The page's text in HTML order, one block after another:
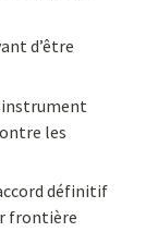
d’être
les
définitif
frontière